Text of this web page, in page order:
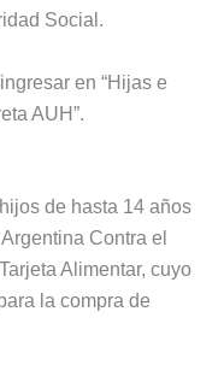
Social.
en “Hijas e
AUH”.
de hasta 14 años
Contra el
Alimentar, cuyo
la compra de